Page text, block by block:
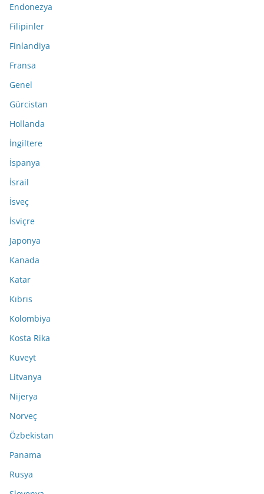
Endonezya
Filipinler
Finlandiya
Fransa
Genel
Gürcistan
Hollanda
İngiltere
İspanya
İsrail
İsveç
İsviçre
Japonya
Kanada
Katar
Kıbrıs
Kolombiya
Kosta Rika
Kuveyt
Litvanya
Nijerya
Norveç
Özbekistan
Panama
Rusya